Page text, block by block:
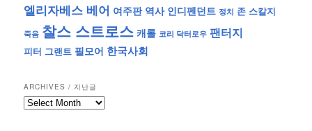
엘리자베스 베어 여주판 역사 인디펜던트 정치 존 스칼지
죽음 찰스 스트로스 캐롤 코리 닥터로우 팬터지
피터 그랜트 필모어 한국사회
ARCHIVES / 지난글
archives